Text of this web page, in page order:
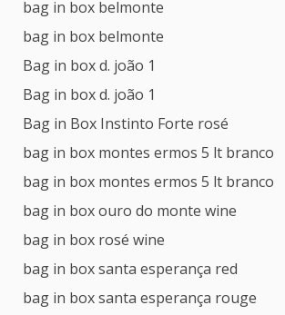
bag in box belmonte
bag in box belmonte
Bag in box d. joão 1
Bag in box d. joão 1
Bag in Box Instinto Forte rosé
bag in box montes ermos 5 lt branco
bag in box montes ermos 5 lt branco
bag in box ouro do monte wine
bag in box rosé wine
bag in box santa esperança red
bag in box santa esperança rouge